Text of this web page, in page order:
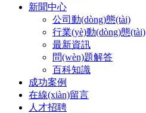
新聞中心
公司動(dòng)態(tài)
行業(yè)動(dòng)態(tài)
最新資訊
問(wèn)題解答
百科知識
成功案例
在線(xiàn)留言
人才招聘